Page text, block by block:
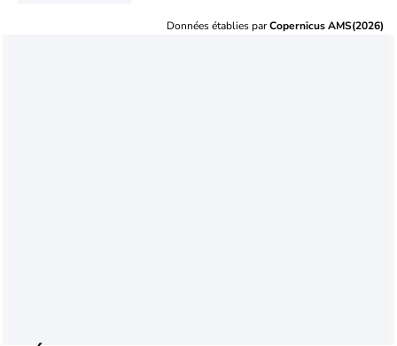
Données établies parCopernicus AMS(2026)